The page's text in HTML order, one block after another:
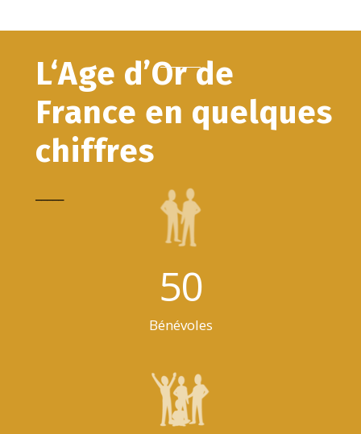
L‘Age d’Or de
France en quelques
chiffres
50
Bénévoles